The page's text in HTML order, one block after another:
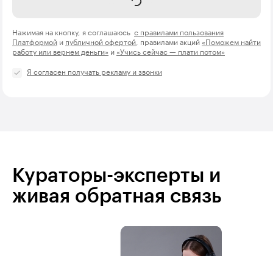
Нажимая на кнопку, я соглашаюсь с правилами пользования
Платформой и публичной офертой , правилами акций «Поможем найти
работу или вернем деньги» и «Учись сейчас — плати потом»
Я согласен получать рекламу и звонки
Кураторы-эксперты и
живая обратная связь